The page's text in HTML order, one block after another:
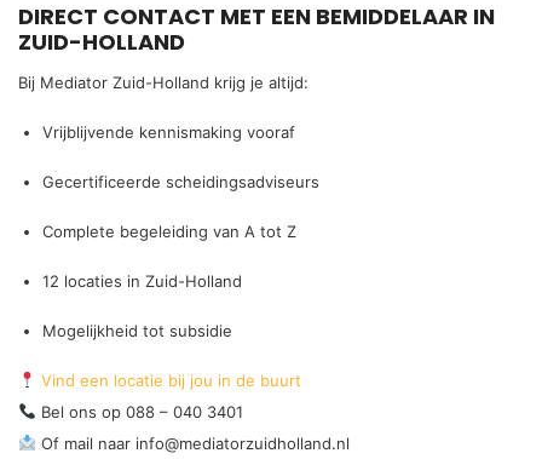
DIRECT CONTACT MET EEN BEMIDDELAAR IN
ZUID-HOLLAND
Bij Mediator Zuid-Holland krijg je altijd:
Vrijblijvende kennismaking vooraf
Gecertificeerde scheidingsadviseurs
Complete begeleiding van A tot Z
12 locaties in Zuid-Holland
Mogelijkheid tot subsidie
Vind een locatie bij jou in de buurt
Bel ons op 088 – 040 3401
Of mail naar info@mediatorzuidholland.nl